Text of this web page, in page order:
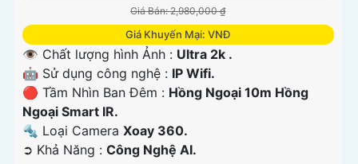
Giá Bán: 2,980,000 ₫
Giá Khuyến Mại: VNĐ
👁 Chất lượng hình Ảnh : Ultra 2k .
🤖️ Sử dụng công nghệ : IP Wifi.
🔴 Tầm Nhìn Ban Đêm : Hồng Ngoại 10m Hồng
Ngoại Smart IR.
🔩 Loại Camera Xoay 360.
️➲ Khả Năng : Công Nghệ AI.